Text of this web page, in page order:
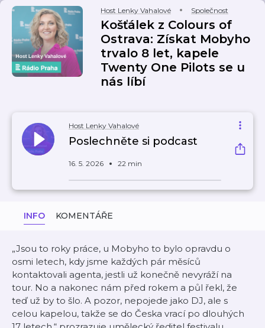
Host Lenky Vahalové Společnost
Košťálek z Colours of
Ostrava: Získat Mobyho
trvalo 8 let, kapele
Twenty One Pilots se u
nás líbí
Host Lenky Vahalové
Poslechněte si podcast
16. 5. 2026 22 min
INFO KOMENTÁŘE
„Jsou to roky práce, u Mobyho to bylo opravdu o
osmi letech, kdy jsme každých pár měsíců
kontaktovali agenta, jestli už konečně nevyráží na
tour. No a nakonec nám před rokem a půl řekl, že
teď už by to šlo. A pozor, nepojede jako DJ, ale s
celou kapelou, takže se do Česka vrací po dlouhých